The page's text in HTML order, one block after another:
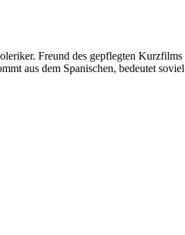
Freund des gepflegten
aus dem Spanischen, bedeutet